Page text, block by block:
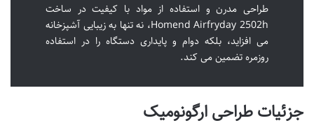
طراحی مدرن و استفاده از مواد با کیفیت در ساخت
Homend Airfryday 2502h، نه تنها به زیبایی آشپزخانه
می افزاید، بلکه دوام و پایداری دستگاه را در استفاده
روزمره تضمین می کند.
جزئیات طراحی ارگونومیک